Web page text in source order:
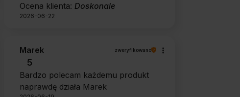
Ocena klienta: Doskonale
2026-06-22
Marek zweryfikowano
5
Bardzo polecam każdemu produkt
naprawdę działa Marek